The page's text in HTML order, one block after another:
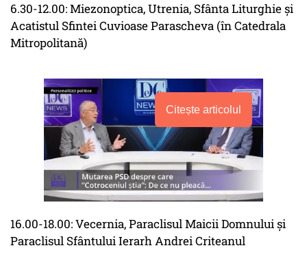
6.30-12.00: Miezonoptica, Utrenia, Sfânta Liturghie şi
Acatistul Sfintei Cuvioase Parascheva (în Catedrala
Mitropolitană)
Citește articolul
16.00-18.00: Vecernia, Paraclisul Maicii Domnului şi
Paraclisul Sfântului Ierarh Andrei Criteanul